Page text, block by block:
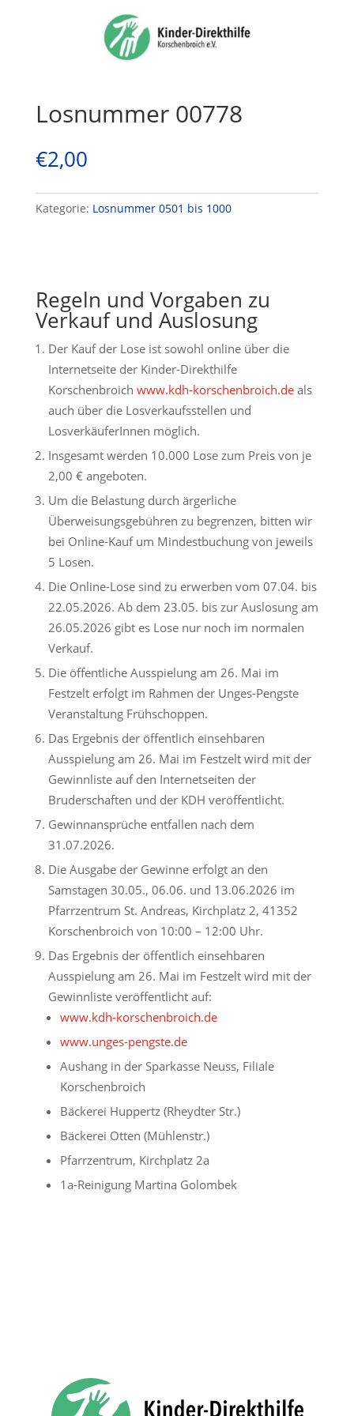
Losnummer 00778
€2,00
Kategorie: Losnummer 0501 bis 1000
Regeln und Vorgaben zu
Verkauf und Auslosung
Der Kauf der Lose ist sowohl online über die
Internetseite der Kinder-Direkthilfe
Korschenbroich www.kdh-korschenbroich.deals
auch über die Losverkaufsstellen und
LosverkäuferInnen möglich.
Insgesamt werden 10.000 Lose zum Preis von je
2,00 € angeboten.
Um die Belastung durch ärgerliche
Überweisungsgebühren zu begrenzen, bitten wir
bei Online-Kauf um Mindestbuchung von jeweils
5 Losen.
Die Online-Lose sind zu erwerben vom 07.04. bis
22.05.2026. Ab dem 23.05. bis zur Auslosung am
26.05.2026 gibt es Lose nur noch im normalen
Verkauf.
Die öffentliche Ausspielung am 26. Mai im
Festzelt erfolgt im Rahmen der Unges-Pengste
Veranstaltung Frühschoppen.
Das Ergebnis der öffentlich einsehbaren
Ausspielung am 26. Mai im Festzelt wird mit der
Gewinnliste auf den Internetseiten der
Bruderschaften und der KDH veröffentlicht.
Gewinnansprüche entfallen nach dem
31.07.2026.
Die Ausgabe der Gewinne erfolgt an den
Samstagen 30.05., 06.06. und 13.06.2026 im
Pfarrzentrum St. Andreas, Kirchplatz 2, 41352
Korschenbroich von 10:00 – 12:00 Uhr.
Das Ergebnis der öffentlich einsehbaren
Ausspielung am 26. Mai im Festzelt wird mit der
Gewinnliste veröffentlicht auf:
www.kdh-korschenbroich.de
www.unges-pengste.de
Aushang in der Sparkasse Neuss, Filiale
Korschenbroich
Bäckerei Huppertz (Rheydter Str.)
Bäckerei Otten (Mühlenstr.)
Pfarrzentrum, Kirchplatz 2a
1a-Reinigung Martina Golombek